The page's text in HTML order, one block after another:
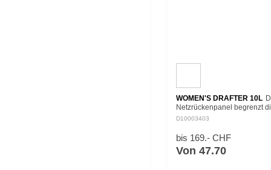
WOMEN'S DRAFTER 10L
Netzrückenpanel begrenzt
Schweissbildung, fördert die
Reibung. Der 14L Drafter
grosses Fach…
D10003403
bis 169.- CHF
Von 47.70